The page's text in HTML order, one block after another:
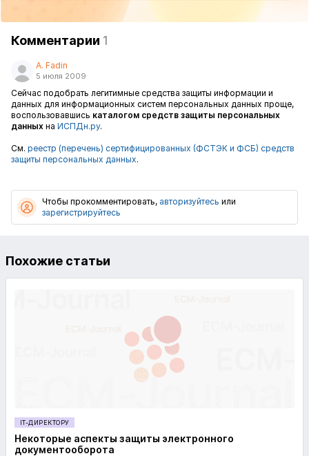
Комментарии 1
A. Fadin
5 июля 2009
Сейчас подобрать легитимные средства защиты информации и
данных для информационных систем персональных данных проще,
воспользовавшись каталогом средств защиты персональных
данных на ИСПДн.ру.
См. реестр (перечень) сертифицированных (ФСТЭК и ФСБ) средств
защиты персональных данных.
Чтобы прокомментировать, авторизуйтесь или
зарегистрируйтесь
Похожие статьи
IT-ДИРЕКТОРУ
Некоторые аспекты защиты электронного
документооборота